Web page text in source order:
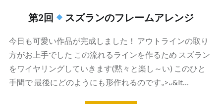
第2回 スズランのフレームアレンジ
今日も可愛い作品が完成しました！ アウトラインの取り
方がお上手でした この流れるラインを作るため スズラン
をワイヤリングしていきます(黙々と楽し～い) このひと
手間で 最後にどのようにも形作れるのです,,>᎑&lt…